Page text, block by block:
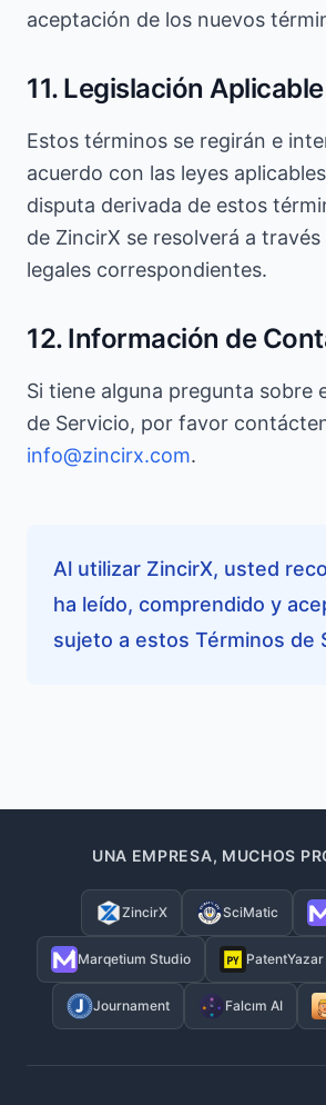
aceptación de los nuevos
11. Legislación Aplicable
Estos términos se regirán e
acuerdo con las leyes
disputa derivada de estos
de ZincirX se resolverá a
legales correspondientes.
12. Información de
Si tiene alguna pregunta sobre
de Servicio, por favor
info@zincirx.com.
Al utilizar ZincirX, usted
ha leído, comprendido y
sujeto a estos Términos de
UNA EMPRESA, MUCHOS
ZincirX SciMatic
Marqetium Studio PatentYazar
Journament Falcım AI